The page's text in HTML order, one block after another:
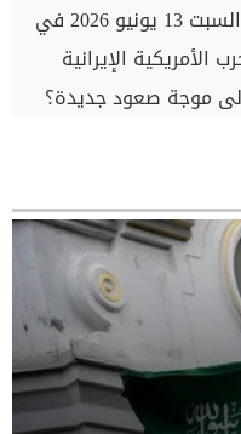
سعر الدولار اليوم السبت 13 يونيو 2026 في
الإيرانية
إلى موجة صعود جديدة؟